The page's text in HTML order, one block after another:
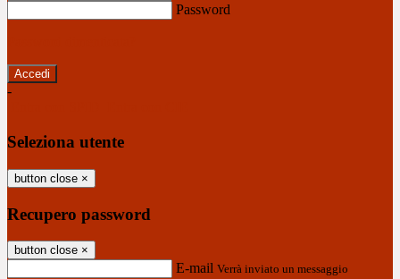
Password
-
Seleziona utente
button close ×
Recupero password
button close ×
E-mail Verrà inviato un messaggio